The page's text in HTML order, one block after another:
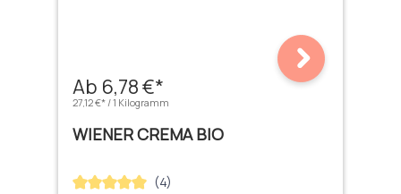
Ab 6,78 €*
27,12 €* / 1 Kilogramm
WIENER CREMA BIO
Durchschnittliche Bewertung von 5 von 5 Sternen
(4)